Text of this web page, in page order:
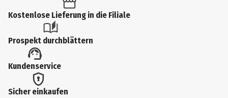
Lindleystraße 8D, 60314 Frankfurt am Main
Kontaktmöglichkeit
info@ipuro.com
Kostenlose Lieferung in die Filiale
Prospekt durchblättern
Kundenservice
Sicher einkaufen